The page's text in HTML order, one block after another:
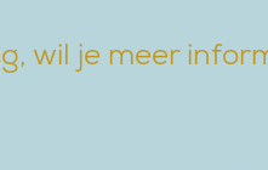
wil je meer